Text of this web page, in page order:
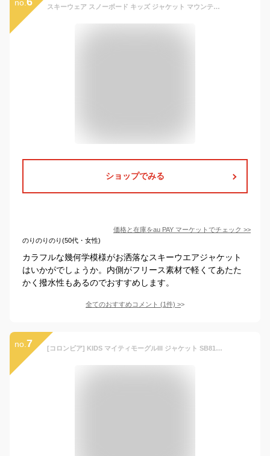
no. スキーウェア スノーボード キッズ ジャケット マウンテンパーカー 男の子 女の子 防風 防水 暖かい フード付き 防寒 アウトドア ウイン
ショップでみる
価格と在庫をau PAY マーケット でチェック >>
のりのりのり(50代・女性)
カラフルな幾何学模様がお洒落なスキーウエアジャケット
はいかがでしょうか。内側がフリース素材で軽くてあたた
かく撥水性もあるのでおすすめします。
全てのおすすめコメント (1件) >
no. 7 [コロンビア] KIDS マイティモーグルIII ジャケット SB8123 キッズ XS Collegiate Navy, Mountain Blue